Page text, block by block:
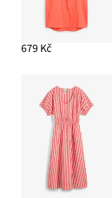
679 Kč